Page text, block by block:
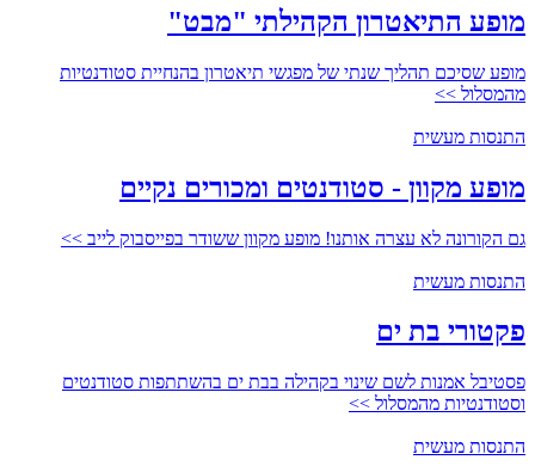
מופע התיאטרון הקהילתי "מבט"
מופע שסיכם תהליך שנתי של מפגשי תיאטרון בהנחיית סטודנטיות
מהמסלול >>
התנסות מעשית
מופע מקוון - סטודנטים ומכורים נקיים
גם הקורונה לא עצרה אותנו! מופע מקוון ששודר בפייסבוק לייב >>
התנסות מעשית
פקטורי בת ים
פסטיבל אמנות לשם שינוי בקהילה בבת ים בהשתתפות סטודנטים
וסטודנטיות מהמסלול >>
התנסות מעשית